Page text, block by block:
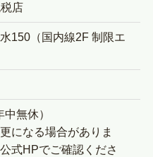
店
150（国内線2F 制限エ
無休）
になる場合がありま
式HPでご確認くださ